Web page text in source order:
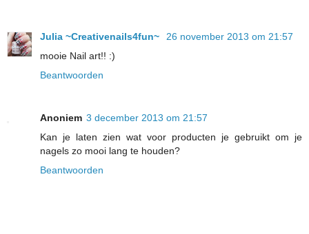
Julia ~Creativenails4fun~
26 november 2013 om 21:57
mooie Nail art!! :)
Beantwoorden
Anoniem 3 december 2013 om 21:57
Kan je laten zien wat voor producten je gebruikt om je
nagels zo mooi lang te houden?
Beantwoorden